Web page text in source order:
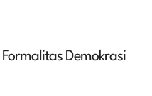
Demokrasi